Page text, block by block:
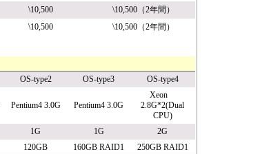
\10,500
\10,500（2年間）
\10,500 \10,500（2年間）
OS-type2 OS-type3 OS-type4
Pentium4 3.0G Pentium4 3.0G
Xeon
2.8G*2(Dual
CPU)
1G 1G
2G
120GB 160GB RAID1
250GB RAID1